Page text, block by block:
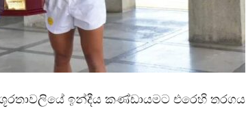
ඉන්දීය කණ්ඩායමට එරෙහි තරගය